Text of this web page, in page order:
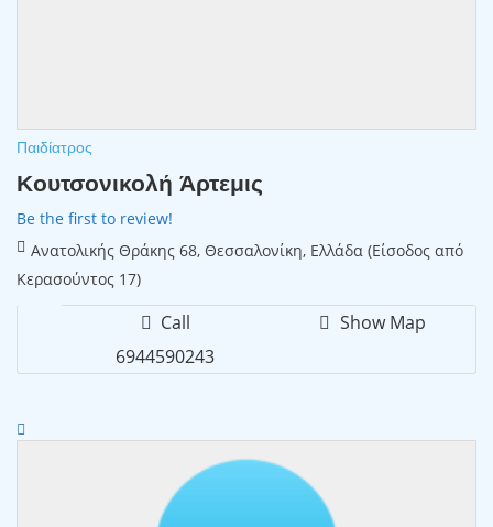
Παιδίατρος
Κουτσονικολή Άρτεμις
Be the first to review!
Ανατολικής Θράκης 68, Θεσσαλονίκη, Ελλάδα (Είσοδος από
Κερασούντος 17)
Call
6944590243
Show Map